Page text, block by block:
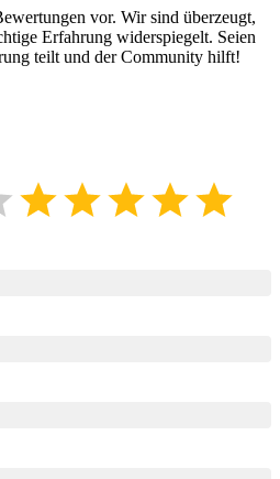
vor. Wir sind überzeugt,
Erfahrung widerspiegelt. Seien
teilt und der Community hilft!